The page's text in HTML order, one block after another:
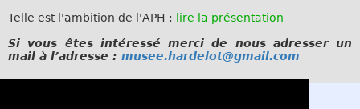
Telle est l'ambition de l'APH :
lire la présentation
Si vous êtes intéressé merci de nous adresser un
mail à l’adresse : musee.hardelot@gmail.com